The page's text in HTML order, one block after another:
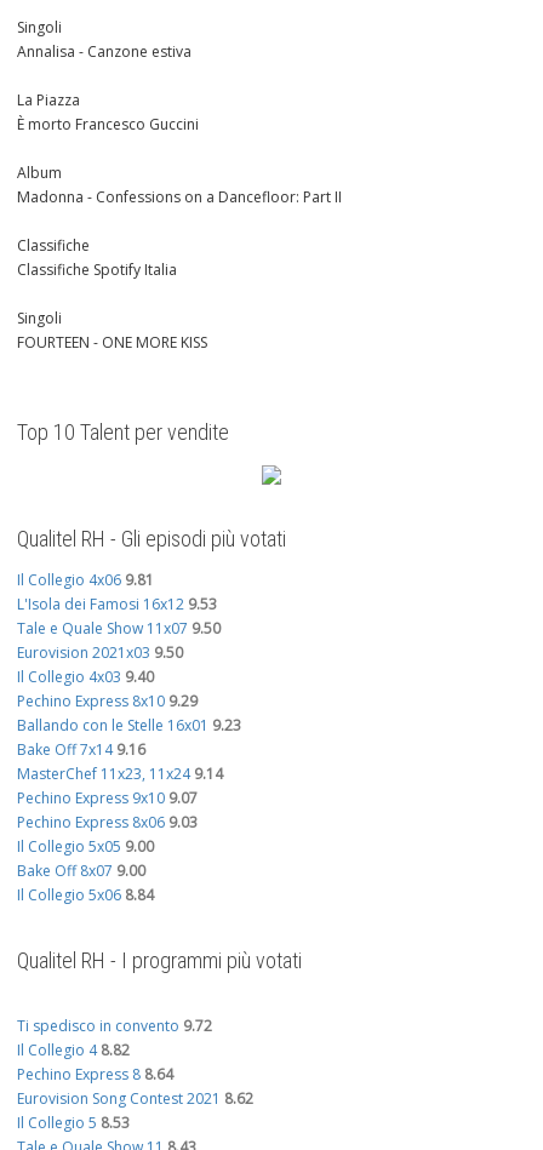
Singoli
Annalisa - Canzone estiva
La Piazza
È morto Francesco Guccini
Album
Madonna - Confessions on a Dancefloor: Part II
Classifiche
Classifiche Spotify Italia
Singoli
FOURTEEN - ONE MORE KISS
Top 10 Talent per vendite
Qualitel RH - Gli episodi più votati
Il Collegio 4x06 9.81
L'Isola dei Famosi 16x12 9.53
Tale e Quale Show 11x07 9.50
Eurovision 2021x03 9.50
Il Collegio 4x03 9.40
Pechino Express 8x10 9.29
Ballando con le Stelle 16x01 9.23
Bake Off 7x14 9.16
MasterChef 11x23, 11x24 9.14
Pechino Express 9x10 9.07
Pechino Express 8x06 9.03
Il Collegio 5x05 9.00
Bake Off 8x07 9.00
Il Collegio 5x06 8.84
Qualitel RH - I programmi più votati
Ti spedisco in convento 9.72
Il Collegio 4 8.82
Pechino Express 8 8.64
Eurovision Song Contest 2021 8.62
Il Collegio 5 8.53